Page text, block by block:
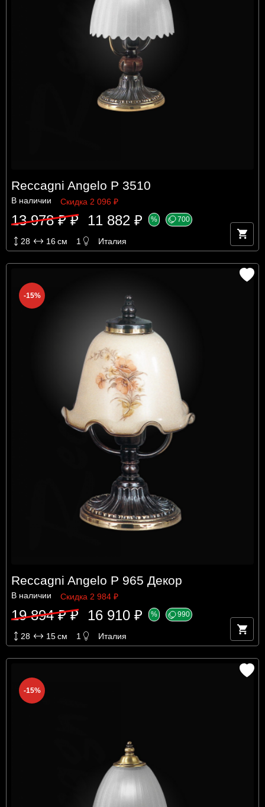
Reccagni Angelo P 3510
В наличии Скидка 2 096 ₽
13 978 ₽ ₽ 11 882 ₽ % 700
28 16см 1 Италия
-15%
Reccagni Angelo P 965 Декор
В наличии Скидка 2 984 ₽
19 894 ₽ ₽ 16 910 ₽ % 990
28 15см 1 Италия
-15%